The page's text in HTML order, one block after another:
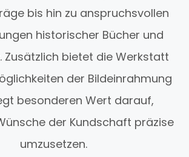
bis hin zu anspruchsvollen
historischer Bücher und
Zusätzlich bietet die Werkstatt
der Bildeinrahmung
besonderen Wert darauf,
der Kundschaft präzise
umzusetzen.